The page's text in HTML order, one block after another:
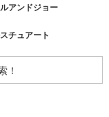
アンドジョー
チュアート
！